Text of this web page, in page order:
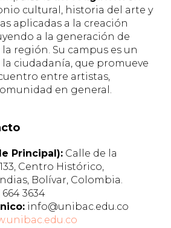
cultural, historia del arte y
aplicadas a la creación
a la generación de
región. Su campus es un
ciudadanía, que promueve
entre artistas,
en general.
Principal): Calle de la
Centro Histórico,
Bolívar, Colombia.
664 3634
info@unibac.edu.co